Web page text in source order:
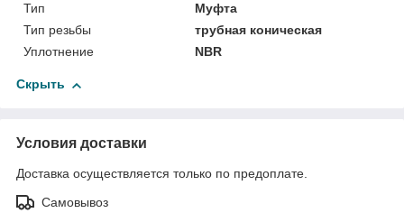
Тип
Муфта
Тип резьбы
трубная коническая
Уплотнение
NBR
Скрыть
Условия доставки
Доставка осуществляется только по предоплате.
Самовывоз